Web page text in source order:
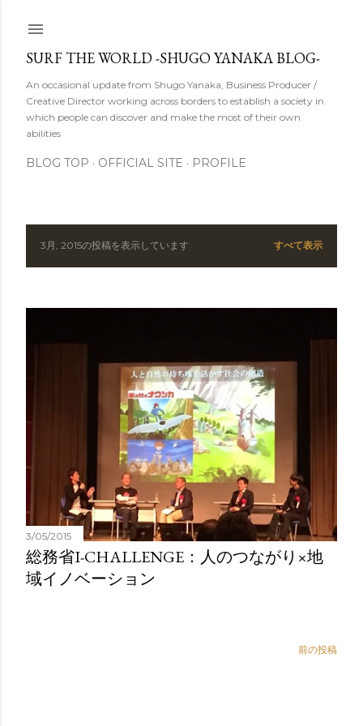
スキップしてメイン コンテンツに移動
SURF THE WORLD -SHUGO YANAKA BLOG-
An occasional update from Shugo Yanaka, Business Producer /
Creative Director working across borders to establish a society in
which people can discover and make the most of their own
abilities
BLOG TOP OFFICIAL SITE PROFILE
投3月, 2015の投稿を表示しています すべて表示
3/05/2015
総務省I-CHALLENGE：人のつながり×地
域イノベーション
前の投稿